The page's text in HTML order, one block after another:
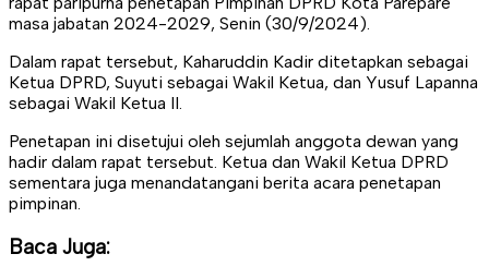
masa jabatan 2024-2029, Senin (30/9/2024).
Dalam rapat tersebut, Kaharuddin Kadir ditetapkan sebagai
Ketua DPRD, Suyuti sebagai Wakil Ketua, dan Yusuf Lapanna
sebagai Wakil Ketua II.
Penetapan ini disetujui oleh sejumlah anggota dewan yang
hadir dalam rapat tersebut. Ketua dan Wakil Ketua DPRD
sementara juga menandatangani berita acara penetapan
pimpinan.
Baca Juga: